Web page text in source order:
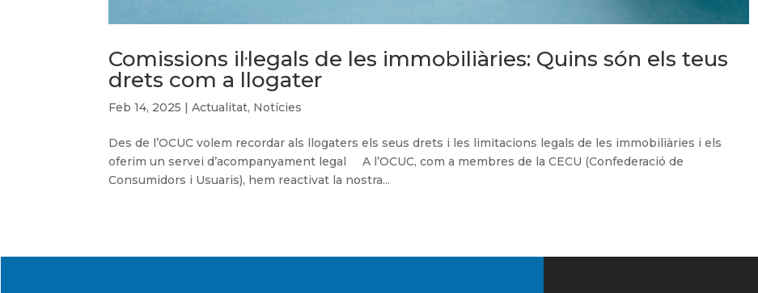
Comissions il·legals de les immobiliàries: Quins són els teus
drets com a llogater
Feb 14, 2025 |Actualitat, Notícies
Des de l’OCUC volem recordar als llogaters els seus drets i les limitacions legals de les immobiliàries i els
oferim un servei d’acompanyament legal A l’OCUC, com a membres de la CECU (Confederació de
Consumidors i Usuaris), hem reactivat la nostra...